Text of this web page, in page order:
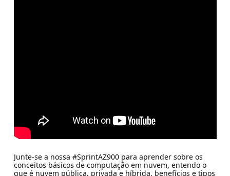
Junte-se a nossa #SprintAZ900 para aprender sobre os
conceitos básicos de computação em nuvem, entendo o
que é nuvem pública, privada e híbrida, benefícios e tipos